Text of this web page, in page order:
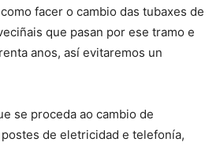
facer o cambio das tubaxes de
que pasan por ese tramo e
anos, así evitaremos un
se proceda ao cambio de
de eletricidad e telefonía,